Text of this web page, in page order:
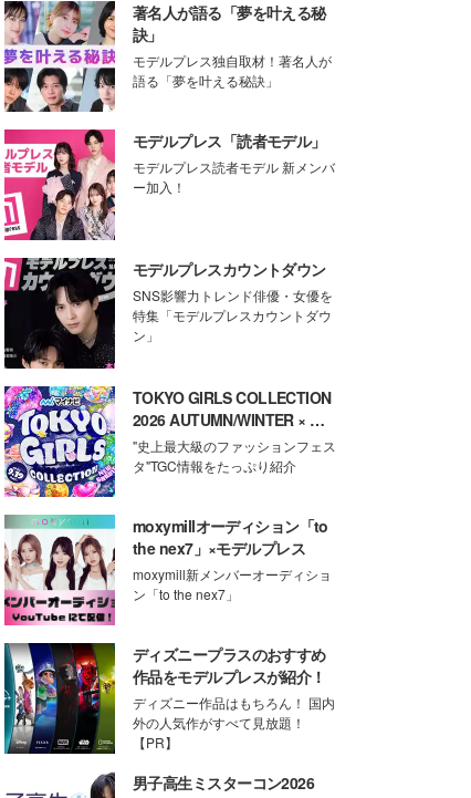
著名人が語る「夢を叶える秘
訣」
モデルプレス独自取材！著名人が
語る「夢を叶える秘訣」
モデルプレス「読者モデル」
モデルプレス読者モデル 新メンバ
ー加入！
モデルプレスカウントダウン
SNS影響力トレンド俳優・女優を
特集「モデルプレスカウントダウ
ン」
TOKYO GIRLS COLLECTION
2026 AUTUMN/WINTER × モ
デルプレス
"史上最大級のファッションフェス
タ"TGC情報をたっぷり紹介
moxymillオーディション「to
the nex7」×モデルプレス
moxymill新メンバーオーディショ
ン「to the nex7」
ディズニープラスのおすすめ
作品をモデルプレスが紹介！
ディズニー作品はもちろん！ 国内
外の人気作がすべて見放題！
【PR】
男子高生ミスターコン2026